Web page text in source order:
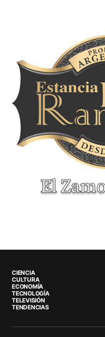
CIENCIA
CULTURA
ECONOMÍA
TECNOLOGÍA
TELEVISIÓN
TENDENCIAS